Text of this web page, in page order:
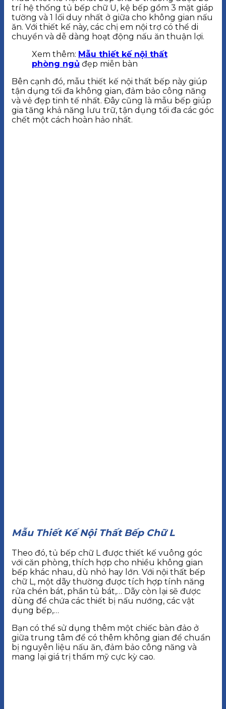
trí hệ thống tủ bếp chữ U, kệ bếp gồm 3 mặt giáp
tường và 1 lối duy nhất ở giữa cho không gian nấu
ăn. Với thiết kế này, các chị em nội trợ có thể di
chuyển và dễ dàng hoạt động nấu ăn thuận lợi.
Xem thêm: Mẫu thiết kế nội thất
phòng ngủ đẹp miễn bàn
Bên cạnh đó, mẫu thiết kế nội thất bếp này giúp
tận dụng tối đa không gian, đảm bảo công năng
và vẻ đẹp tinh tế nhất. Đây cũng là mẫu bếp giúp
gia tăng khả năng lưu trữ, tận dụng tối đa các góc
chết một cách hoàn hảo nhất.
Mẫu Thiết Kế Nội Thất Bếp Chữ L
Theo đó, tủ bếp chữ L được thiết kế vuông góc
với căn phòng, thích hợp cho nhiều không gian
bếp khác nhau, dù nhỏ hay lớn. Với nội thất bếp
chữ L, một dãy thường được tích hợp tính năng
rửa chén bát, phần tủ bát,… Dãy còn lại sẽ được
dùng để chứa các thiết bị nấu nướng, các vật
dụng bếp,…
Bạn có thể sử dụng thêm một chiếc bàn đảo ở
giữa trung tâm để có thêm không gian để chuẩn
bị nguyên liệu nấu ăn, đảm bảo công năng và
mang lại giá trị thẩm mỹ cực kỳ cao.